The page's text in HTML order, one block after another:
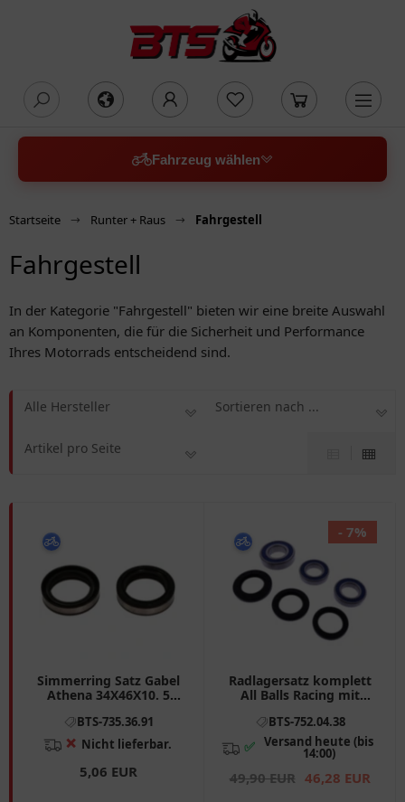
Fahrzeug wählen
Startseite Runter + Raus Fahrgestell
Fahrgestell
In der Kategorie "Fahrgestell" bieten wir eine breite Auswahl
an Komponenten, die für die Sicherheit und Performance
Ihres Motorrads entscheidend sind.
Alle Hersteller Sortieren nach ...
Artikel pro Seite
Simmerring Satz Gabel
Athena 34X46X10. 5
KH, S1, H1, S2
BTS-735.36.91
❌ Nicht lieferbar.
5,06 EUR
Radlagersatz komplett
All Balls Racing mit
BTS-752.04.38
✅ Versand heute (bis
14:00)
49,90 EUR 46,28 EUR
- 7%